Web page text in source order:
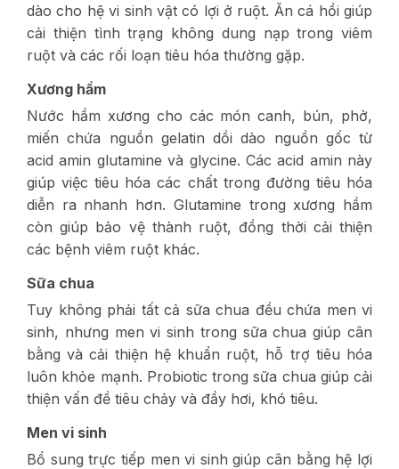
dào cho hệ vi sinh vật có lợi ở ruột. Ăn cá hồi giúp
cải thiện tình trạng không dung nạp trong viêm
ruột và các rối loạn tiêu hóa thường gặp.
Xương hầm
Nước hầm xương cho các món canh, bún, phở,
miến chứa nguồn gelatin dồi dào nguồn gốc từ
acid amin glutamine và glycine. Các acid amin này
giúp việc tiêu hóa các chất trong đường tiêu hóa
diễn ra nhanh hơn. Glutamine trong xương hầm
còn giúp bảo vệ thành ruột, đồng thời cải thiện
các bệnh viêm ruột khác.
Sữa chua
Tuy không phải tất cả sữa chua đều chứa men vi
sinh, nhưng men vi sinh trong sữa chua giúp cân
bằng và cải thiện hệ khuẩn ruột, hỗ trợ tiêu hóa
luôn khỏe mạnh. Probiotic trong sữa chua giúp cải
thiện vấn đề tiêu chảy và đầy hơi, khó tiêu.
Men vi sinh
Bổ sung trực tiếp men vi sinh giúp cân bằng hệ lợi